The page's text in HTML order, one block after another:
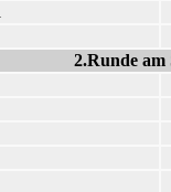
2.Runde am